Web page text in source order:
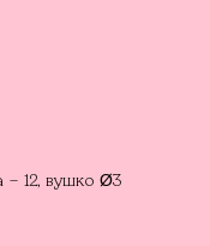
– 12, вушко Ø3